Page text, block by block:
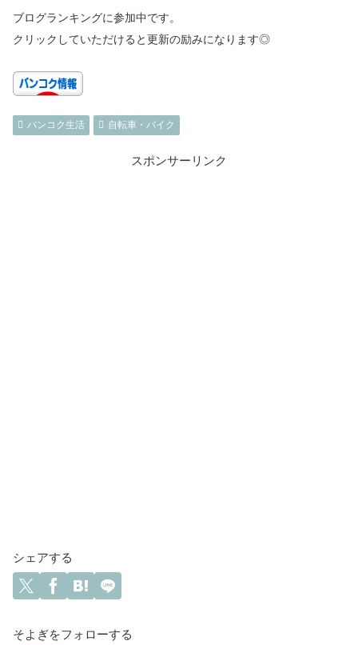
ブログランキングに参加中です。
クリックしていただけると更新の励みになります◎
バンコク生活 自転車・バイク
スポンサーリンク
シェアする
そよぎをフォローする